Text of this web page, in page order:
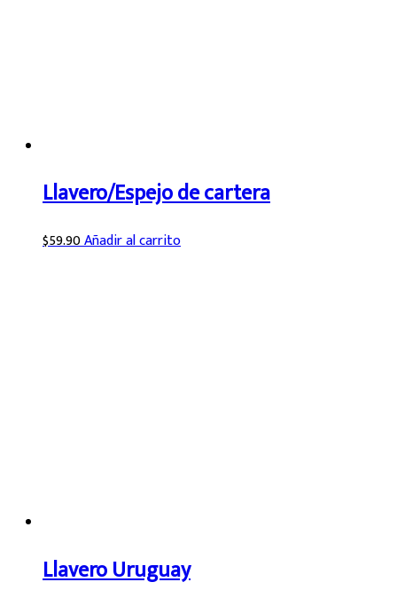
Llavero/Espejo de cartera
$59.90Añadir al carrito
Llavero Uruguay